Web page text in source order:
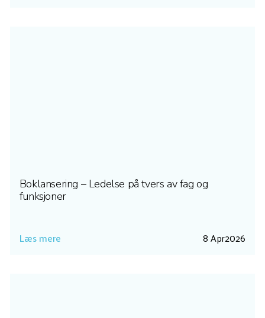
Boklansering – Ledelse på tvers av fag og
funksjoner
Læs mere 8 Apr2026